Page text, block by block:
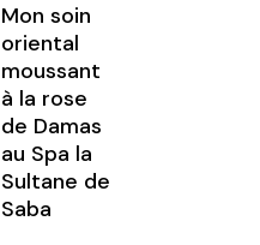
Mon soin
oriental
moussant
à la rose
de Damas
au Spa la
Sultane de
Saba